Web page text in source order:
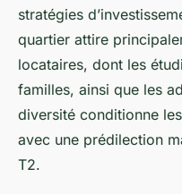
stratégies
quartier attire
locataires, dont les
familles, ainsi que les
diversité conditionne
avec une prédilection
T2.